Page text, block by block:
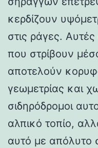
κερδίζουν
στις ράγες. Αυτές
που στρίβουν
αποτελούν
γεωμετρίας και
σιδηρόδρομοι
αλπικό τοπίο,
αυτό με απόλυτο